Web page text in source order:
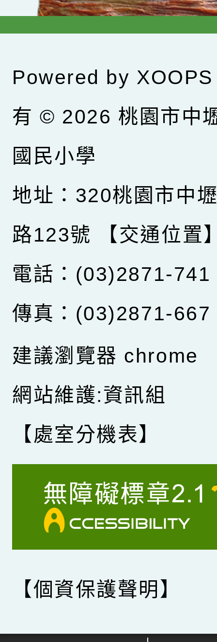
Powered by XOOPS
有 © 2026 桃園市中
國民小學
地址：320桃園市中
路123號
【交通位置
電話：(03)2871-741
傳真：(03)2871-667
建議瀏覽器 chrome
網站維護:資訊組
【處室分機表】
【個資保護聲明】